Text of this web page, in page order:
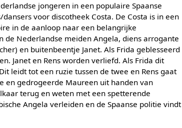
jongeren in een populaire Spaanse
voor discotheek Costa. De Costa is in een
in de aanloop naar een belangrijke
de Nederlandse meiden Angela, diens arrogante
en buitenbeentje Janet. Als Frida geblesseerd
Janet en Rens worden verliefd. Als Frida dit
leidt tot een ruzie tussen de twee en Rens gaat
en gedrogeerde Maureen uit handen van
terug en weten met een spetterende
Angela verleiden en de Spaanse politie vindt